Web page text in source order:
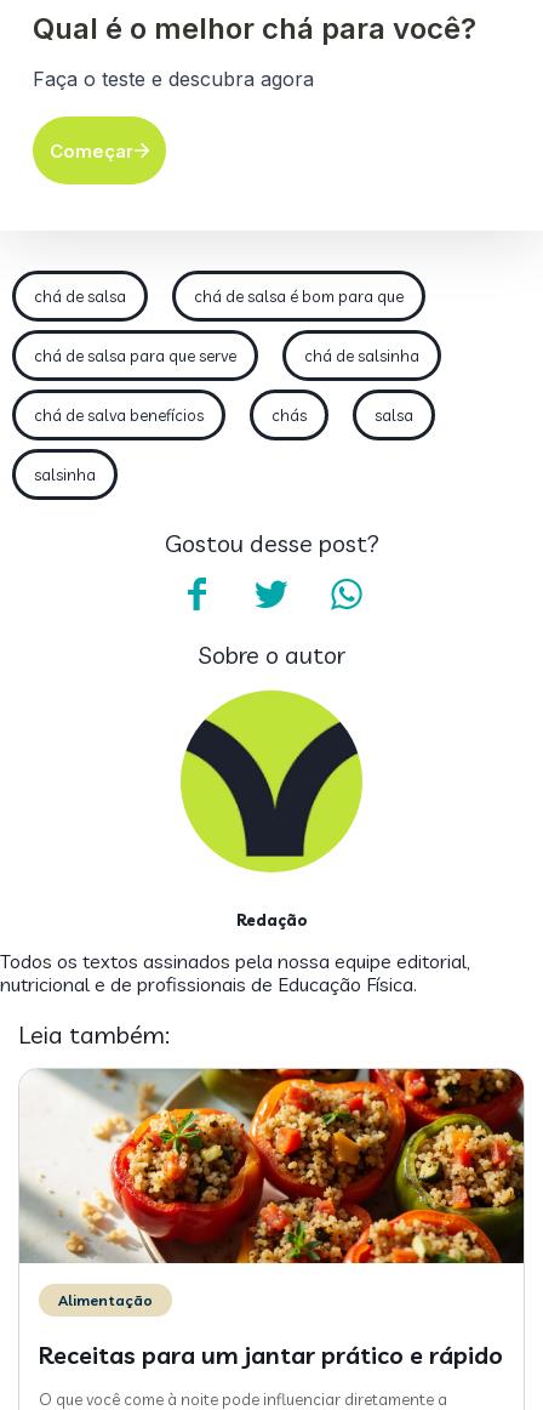
chá de salsa chá de salsa é bom para que
chá de salsa para que serve chá de salsinha
chá de salva benefícios chás salsa
salsinha
Gostou desse post?
Sobre o autor
Redação
Todos os textos assinados pela nossa equipe editorial,
nutricional e de profissionais de Educação Física.
Leia também:
Alimentação
Receitas para um jantar prático e rápido
O que você come à noite pode influenciar diretamente a